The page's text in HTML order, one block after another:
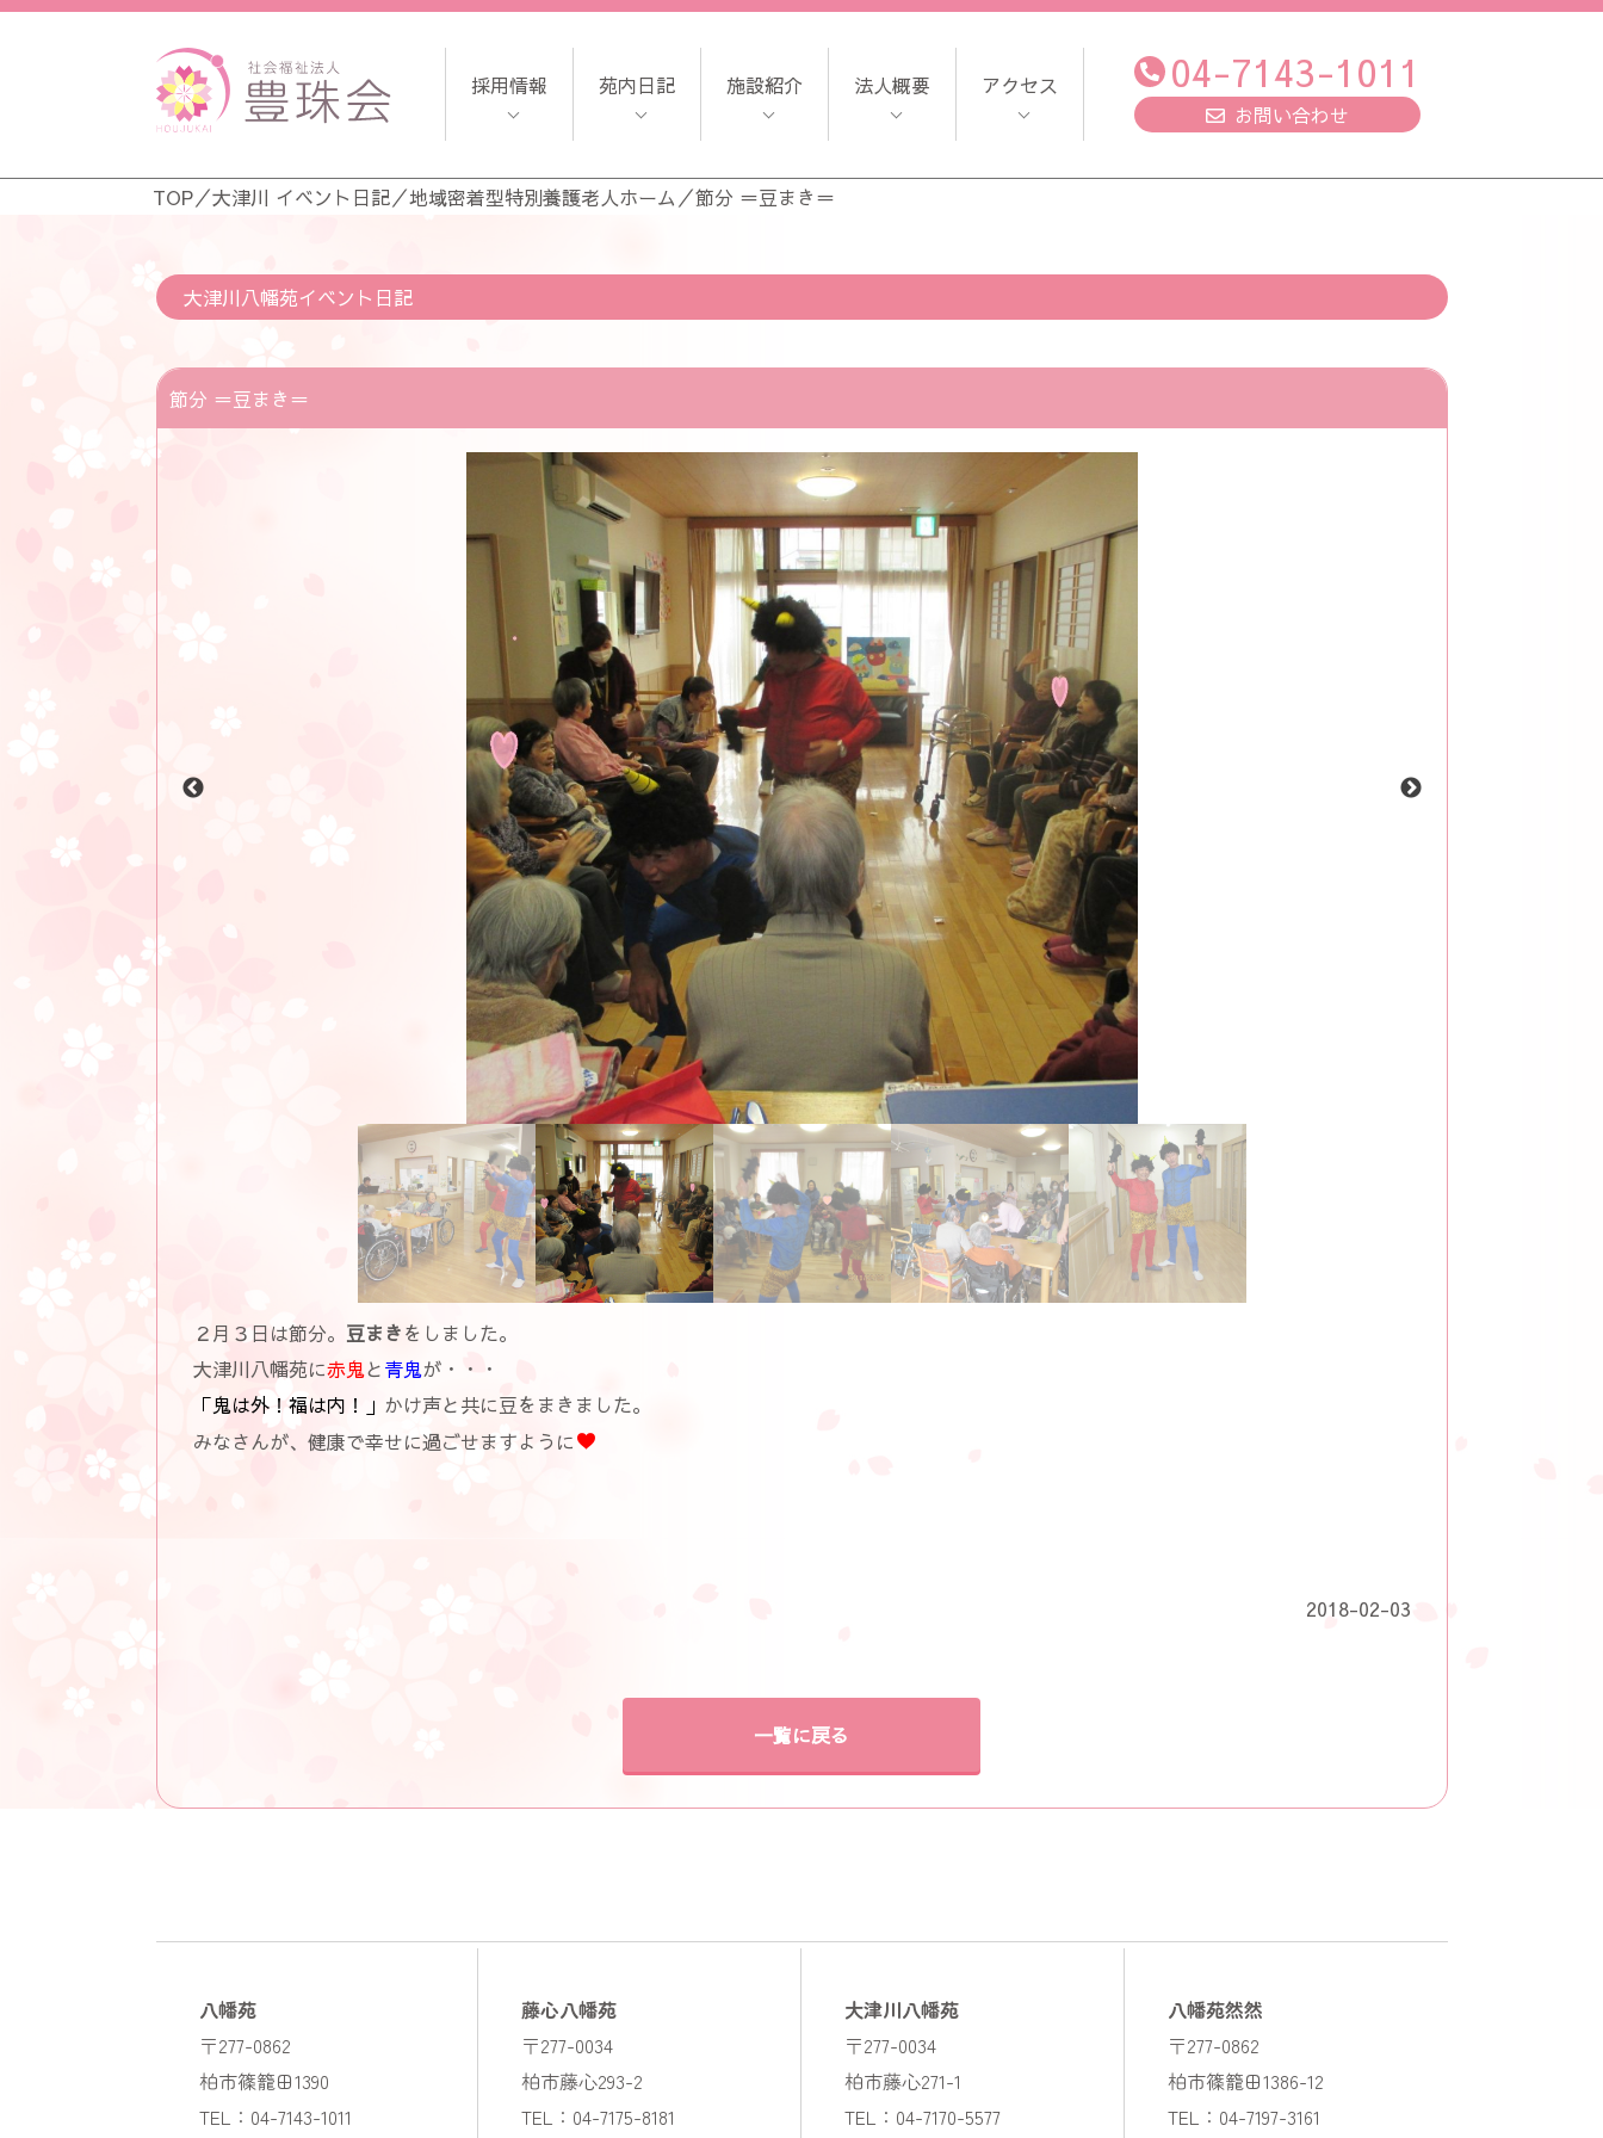
採用情報 苑内日記 施設紹介 法人概要 アクセス 04-7143-1011
お問い合わせ
TOP／大津川 イベント日記／地域密着型特別養護老人ホーム ／節分 ＝豆まき＝
大津川八幡苑イベント日記
節分 ＝豆まき＝
２月３日は節分。 豆まきをしました。
大津川八幡苑に赤鬼と青鬼が・・・
「鬼は外！福は内！」 かけ声と共に豆をまきました。
みなさんが、健康で幸せに過ごせますように♥
2018-02-03
一覧に戻る
八幡苑
〒277-0862
柏市篠籠田1390
TEL：04-7143-1011
藤心八幡苑
〒277-0034
柏市藤心293-2
TEL：04-7175-8181
大津川八幡苑
〒277-0034
柏市藤心271-1
TEL：04-7170-5577
八幡苑然然
〒277-0862
柏市篠籠田1386-12
TEL：04-7197-3161